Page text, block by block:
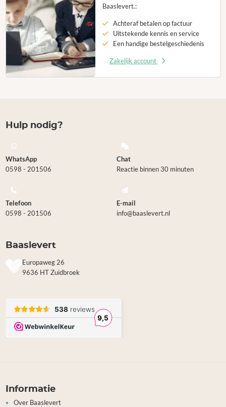
Baaslevert.:
Achteraf betalen op factuur
Uitstekende kennis en service
Een handige bestelgeschiedenis
Zakelijk account
Hulp nodig?
WhatsApp
0598 - 201506
Chat
Reactie binnen 30 minuten
Telefoon
0598 - 201506
E-mail
info@baaslevert.nl
Baaslevert
Europaweg 26
9636 HT Zuidbroek
Informatie
Over Baaslevert